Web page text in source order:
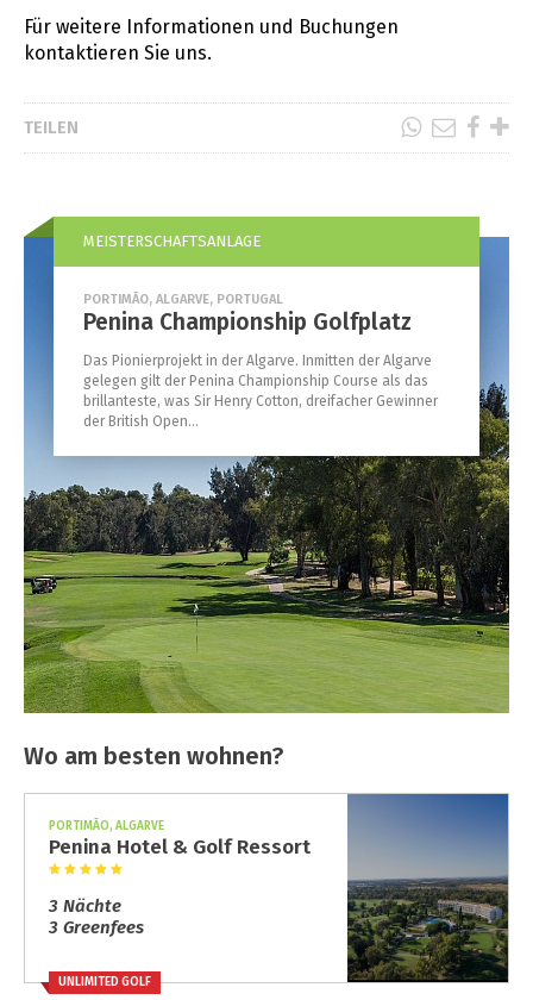
Für weitere Informationen und Buchungen
kontaktieren Sie uns.
TEILEN
MEISTERSCHAFTSANLAGE
PORTIMÃO, ALGARVE, PORTUGAL
Penina Championship Golfplatz
Das Pionierprojekt in der Algarve. Inmitten der Algarve
gelegen gilt der Penina Championship Course als das
brillanteste, was Sir Henry Cotton, dreifacher Gewinner
der British Open...
Wo am besten wohnen?
PORTIMÃO, ALGARVE
Penina Hotel & Golf Ressort
3 Nächte
3 Greenfees
UNLIMITED GOLF